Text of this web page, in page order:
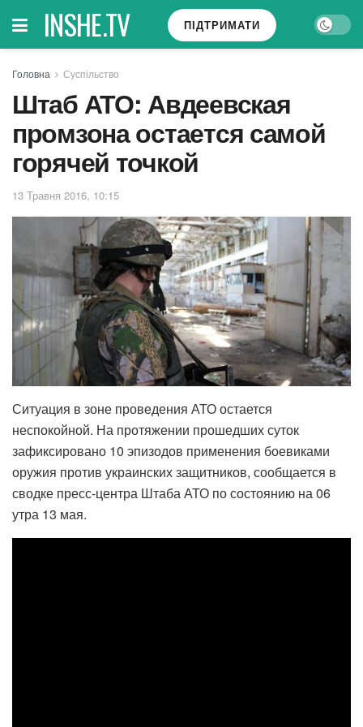
INSHE.TV ПІДТРИМАТИ
Головна Суспільство
Штаб АТО: Авдеевская
промзона остается самой
горячей точкой
13 Травня 2016, 10:15
Ситуация в зоне проведения АТО остается
неспокойной. На протяжении прошедших суток
зафиксировано 10 эпизодов применения боевиками
оружия против украинских защитников, сообщается в
сводке пресс-центра Штаба АТО по состоянию на 06
утра 13 мая.